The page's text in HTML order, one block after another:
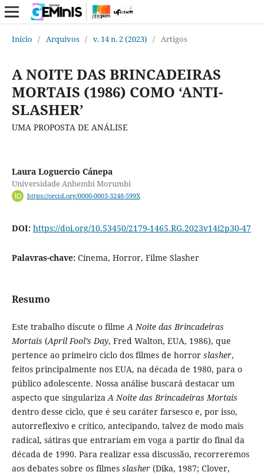
Início / Arquivos / v. 14 n. 2 (2023) / Artigos
A NOITE DAS BRINCADEIRAS
MORTAIS (1986) COMO ‘ANTI-
SLASHER’
UMA PROPOSTA DE ANÁLISE
Laura Loguercio Cánepa
Universidade Anhembi Morumbi
https://orcid.org/0000-0003-3248-599X
DOI: https://doi.org/10.53450/2179-1465.RG.2023v14i2p30-47
Palavras-chave: Cinema, Horror, Filme Slasher
Resumo
Este trabalho discute o filmeA Noite das Brincadeiras
Mortais (April Fool’s Day, Fred Walton, EUA, 1986), que
pertence ao primeiro ciclo dos filmes de horror slasher,
feitos principalmente nos EUA, na década de 1980, para o
público adolescente. Nossa análise buscará destacar um
aspecto que singularizaA Noite das Brincadeiras Mortais
dentro desse ciclo, que é seu caráter farsesco e, por isso,
autorreflexivo e crítico, antecipando, talvez de modo mais
radical, sátiras que entrariam em voga a partir do final da
década de 1990. Para realizar essa discussão, recorreremos
aos debates sobre os filmes slasher(Dika, 1987; Clover,